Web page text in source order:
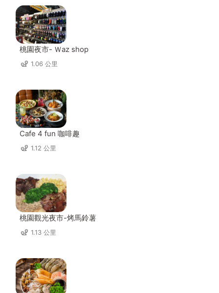
桃園夜市- Ｗaz shop
1.06 公里
Cafe 4 fun 咖啡趣
1.12 公里
桃園觀光夜市-烤馬鈴薯
1.13 公里